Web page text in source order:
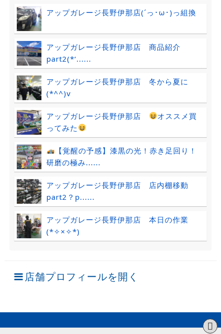
アップガレージ長野伊那店(´っ･ω･)っ組換
アップガレージ長野伊那店 商品紹介
part2(*‘......
アップガレージ長野伊那店 冬から夏に
(*^^)v
アップガレージ長野伊那店
オススメ買
ってみた
【覚醒の予感】漆黒の光！赤き足回り！
研磨の極み......
アップガレージ長野伊那店 店内棚移動
part2？p......
アップガレージ長野伊那店 本日の作業
(*✧×✧*)
店舗プロフィールを開く